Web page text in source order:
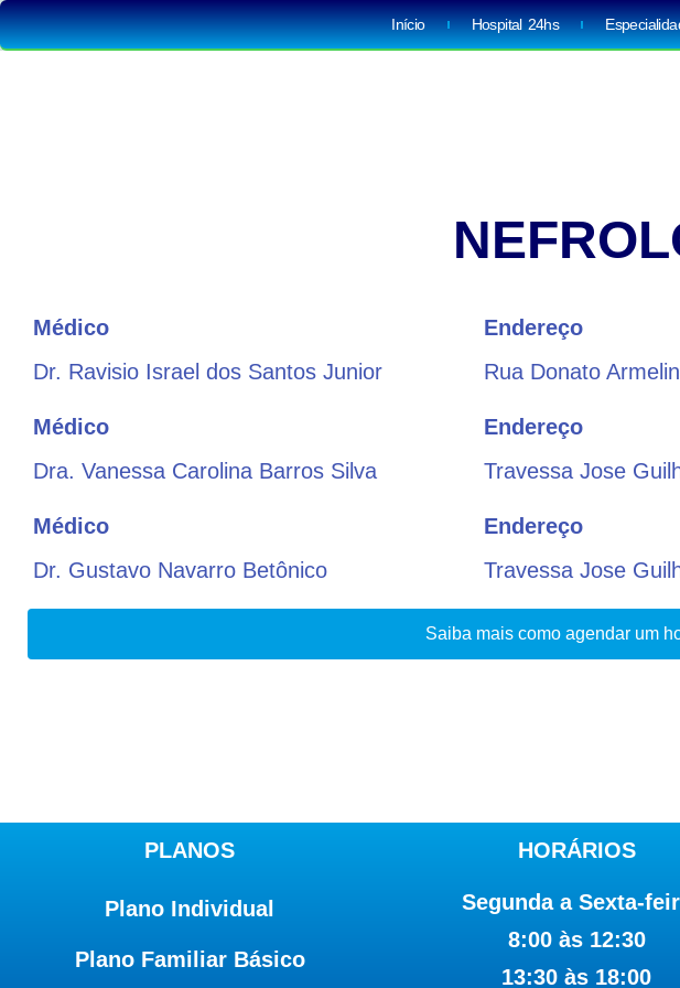
Início Hospital 24hs
Médico
Dr. Ravisio Israel dos Santos Junior
Endereço
Rua Donato
Médico
Dra. Vanessa Carolina Barros Silva
Endereço
Travessa Jose
Médico
Dr. Gustavo Navarro Betônico
Endereço
Travessa Jose
Saiba mais como agendar um
PLANOS
Plano Individual
Plano Familiar Básico
HORÁRIOS
Segunda a Sexta-
8:00 às 12:30
13:30 às 18:00